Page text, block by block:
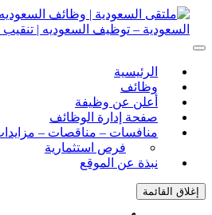
– توظيف السعوديه | تنقيب السعوديه
السعوديه | تنقيب السعوديه
الرئيسية
وظائف
أعلن عن وظيفة
صفحة إدارة الوظائف
منافسات – مناقصات – مزايدات
فرص استثمارية
نبذة عن الموقع
القائمة